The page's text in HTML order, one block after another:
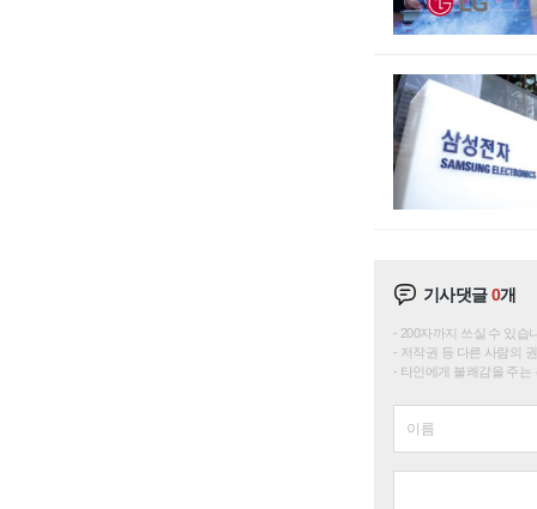
기사댓글0개
200자까지 쓰실 수 있습
저작권 등 다른 사람의
타인에게 불쾌감을 주는